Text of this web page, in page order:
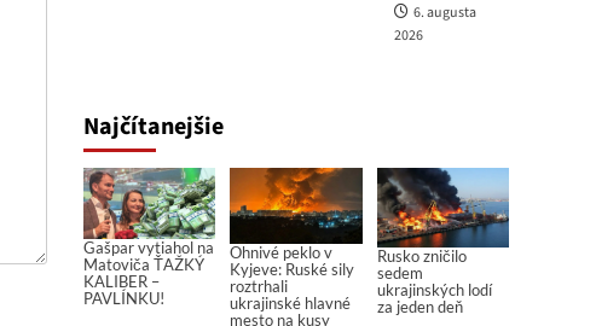
6. augusta
2026
Najčítanejšie
Gašpar vytiahol na
Matoviča ŤAŽKÝ
KALIBER –
PAVLÍNKU!
Ohnivé peklo v
Kyjeve: Ruské sily
roztrhali
ukrajinské hlavné
mesto na kusy
Rusko zničilo
sedem
ukrajinských lodí
za jeden deň